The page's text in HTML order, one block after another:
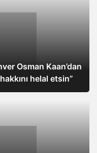
Osman Kaan’dan
helal etsin”